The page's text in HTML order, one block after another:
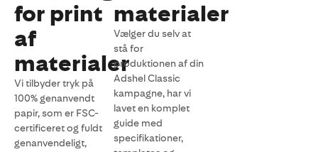
for print
af
materialer
Vi tilbyder tryk på
100% genanvendt
papir, som er FSC-
certificeret og fuldt
genanvendeligt,
materialer
Vælger du selv at
stå for
produktionen af din
Adshel Classic
kampagne, har vi
lavet en komplet
guide med
specifikationer,